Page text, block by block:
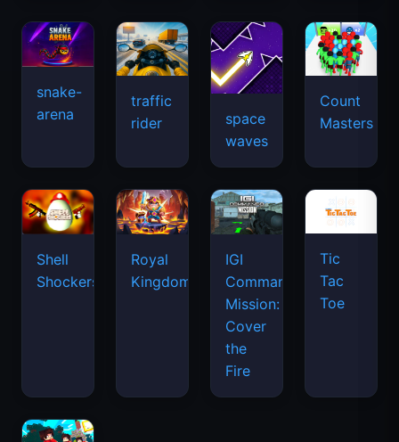
snake-
arena
traffic
rider
space
waves
Count
Masters
Shell
Shockers
Royal
Kingdom
IGI
Commando
Mission:
Cover
the
Fire
Tic
Tac
Toe